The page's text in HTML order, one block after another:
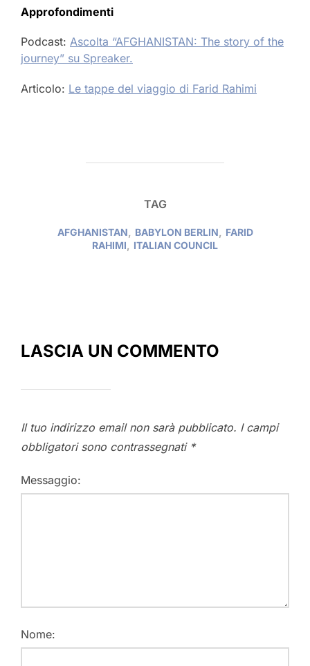
Approfondimenti
Podcast: Ascolta “AFGHANISTAN: The story of the
journey” su Spreaker.
Articolo: Le tappe del viaggio di Farid Rahimi
TAG
AFGHANISTAN BABYLON BERLIN
FARID
RAHIMI
ITALIAN COUNCIL
LASCIA UN COMMENTO
Il tuo indirizzo email non sarà pubblicato. I campi
obbligatori sono contrassegnati *
Messaggio:
Nome: